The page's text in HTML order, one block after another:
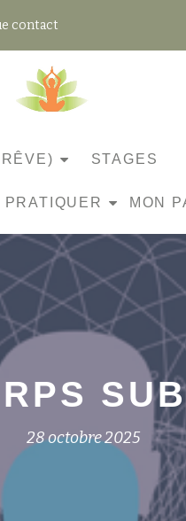
contact
STAGES
MON
28 octobre 2025